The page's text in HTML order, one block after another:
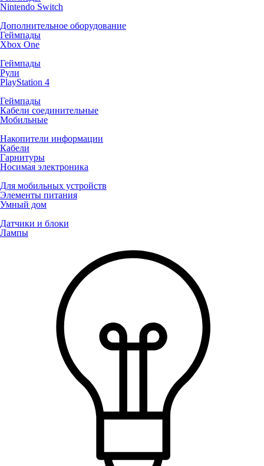
Nintendo Switch
Дополнительное оборудование
Геймпады
Xbox One
Геймпады
Рули
PlayStation 4
Геймпады
Кабели соединительные
Мобильные
Накопители информации
Кабели
Гарнитуры
Носимая электроника
Для мобильных устройств
Элементы питания
Умный дом
Датчики и блоки
Лампы